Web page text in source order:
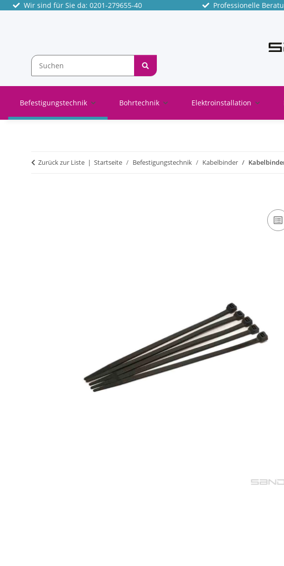
Wir sind für Sie da: 0201-279655-40 Professionelle
Befestigungstechnik Bohrtechnik Elektroinstallation
Zurück zur Liste Startseite Befestigungstechnik Kabelbinder